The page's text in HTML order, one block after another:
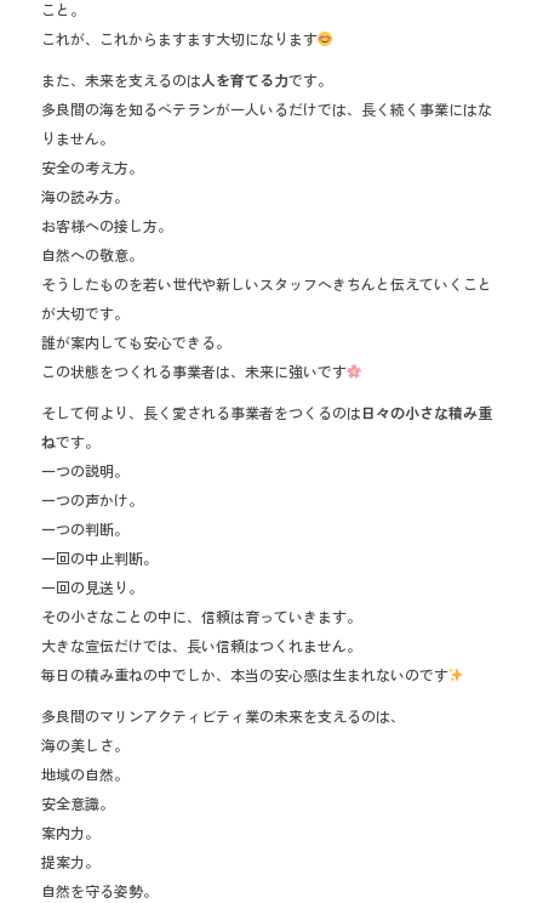
こと。
これが、これからますます大切になります
また、未来を支えるのは人を育てる力です。
多良間の海を知るベテランが一人いるだけでは、長く続く事業にはな
りません。
安全の考え方。
海の読み方。
お客様への接し方。
自然への敬意。
そうしたものを若い世代や新しいスタッフへきちんと伝えていくこと
が大切です。
誰が案内しても安心できる。
この状態をつくれる事業者は、未来に強いです
そして何より、長く愛される事業者をつくるのは日々の小さな積み重
ねです。
一つの説明。
一つの声かけ。
一つの判断。
一回の中止判断。
一回の見送り。
その小さなことの中に、信頼は育っていきます。
大きな宣伝だけでは、長い信頼はつくれません。
毎日の積み重ねの中でしか、本当の安心感は生まれないのです
多良間のマリンアクティビティ業の未来を支えるのは、
海の美しさ。
地域の自然。
安全意識。
案内力。
提案力。
自然を守る姿勢。